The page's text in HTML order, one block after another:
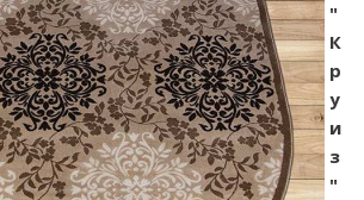
"
К
р
у
и
з
"